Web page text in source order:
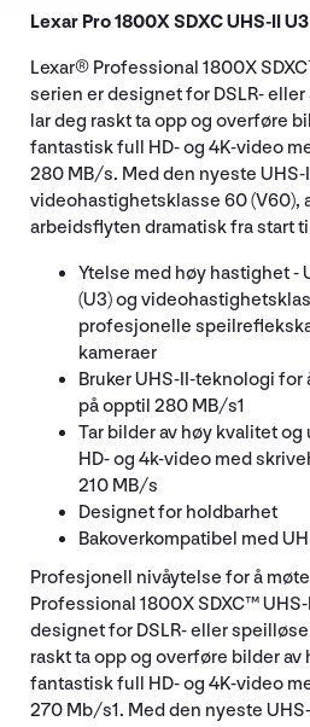
Lexar Pro 1800X SDXC UHS-II
Lexar® Professional 1800X
serien er designet for DSLR-
lar deg raskt ta opp og overføre
fantastisk full HD- og 4K-video
280 MB/s. Med den nyeste
videohastighetsklasse 60 (V60),
arbeidsflyten dramatisk fra start
Ytelse med høy hastighet -
(U3) og
profesjonelle
kameraer
Bruker UHS-II-teknologi
på opptil 280 MB/s1
Tar bilder av høy kvalitet
HD- og 4k-video med
210 MB/s
Designet for holdbarhet
Bakoverkompatibel med
Profesjonell nivåytelse for å
Professional 1800X SDXC™
designet for DSLR- eller
raskt ta opp og overføre bilder av
fantastisk full HD- og 4K-video
270 Mb/s1. Med den nyeste